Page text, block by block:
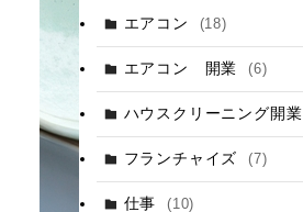
エアコン (18)
エアコン 開業 (6)
ハウスクリーニング開業
フランチャイズ (7)
仕事 (10)